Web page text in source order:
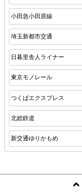
小田急小田原線
埼玉新都市交通
日暮里舎人ライナー
東京モノレール
つくばエクスプレス
北総鉄道
新交通ゆりかもめ